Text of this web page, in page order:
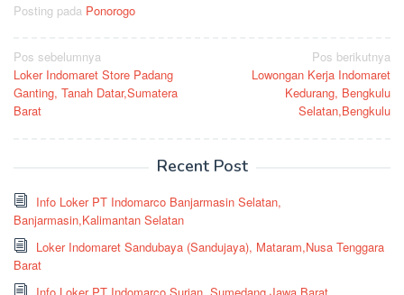
Posting pada Ponorogo
Navigasi
pos
Pos sebelumnya
Loker Indomaret Store Padang
Ganting, Tanah Datar,Sumatera
Barat
Pos berikutnya
Lowongan Kerja Indomaret
Kedurang, Bengkulu
Selatan,Bengkulu
Recent Post
Info Loker PT Indomarco Banjarmasin Selatan,
Banjarmasin,Kalimantan Selatan
Loker Indomaret Sandubaya (Sandujaya), Mataram,Nusa Tenggara
Barat